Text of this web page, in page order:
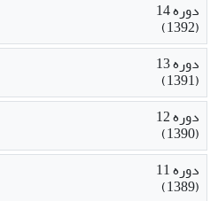
دوره 14
(1392)
دوره 13
(1391)
دوره 12
(1390)
دوره 11
(1389)